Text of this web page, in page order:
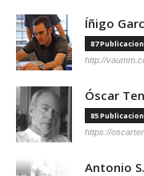
Íñigo
87
http://
Óscar
85
https://
Antonio